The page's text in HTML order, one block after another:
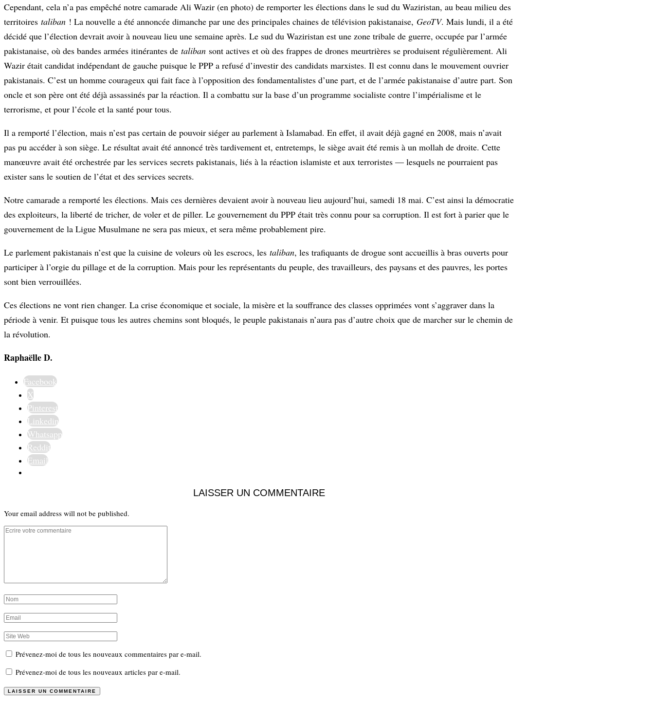
Cependant, cela n’a pas empêché notre camarade Ali Wazir (en photo) de remporter les élections dans le sud du Waziristan, au beau milieu des
territoires taliban ! La nouvelle a été annoncée dimanche par une des principales chaines de télévision pakistanaise, GeoTV. Mais lundi, il a été
décidé que l’élection devrait avoir à nouveau lieu une semaine après. Le sud du Waziristan est une zone tribale de guerre, occupée par l’armée
pakistanaise, où des bandes armées itinérantes de taliban sont actives et où des frappes de drones meurtrières se produisent régulièrement. Ali
Wazir était candidat indépendant de gauche puisque le PPP a refusé d’investir des candidats marxistes. Il est connu dans le mouvement ouvrier
pakistanais. C’est un homme courageux qui fait face à l’opposition des fondamentalistes d’une part, et de l’armée pakistanaise d’autre part. Son
oncle et son père ont été déjà assassinés par la réaction. Il a combattu sur la base d’un programme socialiste contre l’impérialisme et le
terrorisme, et pour l’école et la santé pour tous.
Il a remporté l’élection, mais n’est pas certain de pouvoir siéger au parlement à Islamabad. En effet, il avait déjà gagné en 2008, mais n’avait
pas pu accéder à son siège. Le résultat avait été annoncé très tardivement et, entretemps, le siège avait été remis à un mollah de droite. Cette
manœuvre avait été orchestrée par les services secrets pakistanais, liés à la réaction islamiste et aux terroristes — lesquels ne pourraient pas
exister sans le soutien de l’état et des services secrets.
Notre camarade a remporté les élections. Mais ces dernières devaient avoir à nouveau lieu aujourd’hui, samedi 18 mai. C’est ainsi la démocratie
des exploiteurs, la liberté de tricher, de voler et de piller. Le gouvernement du PPP était très connu pour sa corruption. Il est fort à parier que le
gouvernement de la Ligue Musulmane ne sera pas mieux, et sera même probablement pire.
Le parlement pakistanais n’est que la cuisine de voleurs où les escrocs, les taliban, les trafiquants de drogue sont accueillis à bras ouverts pour
participer à l’orgie du pillage et de la corruption. Mais pour les représentants du peuple, des travailleurs, des paysans et des pauvres, les portes
sont bien verrouillées.
Ces élections ne vont rien changer. La crise économique et sociale, la misère et la souffrance des classes opprimées vont s’aggraver dans la
période à venir. Et puisque tous les autres chemins sont bloqués, le peuple pakistanais n’aura pas d’autre choix que de marcher sur le chemin de
la révolution.
Raphaëlle D.
Facebook
X
Pinterest
Linkedin
Whatsapp
Reddit
Email
LAISSER UN COMMENTAIRE
Your email address will not be published.
Prévenez-moi de tous les nouveaux commentaires par e-mail.
Prévenez-moi de tous les nouveaux articles par e-mail.